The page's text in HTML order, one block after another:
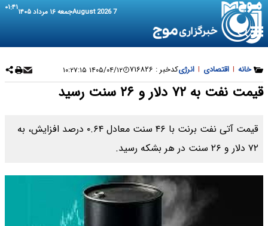
7 August 2026 جمعه ۱۶ مرداد ۱۴۰۵ ۰۱:۴۱
خانه | اقتصادی | انرژیکدخبر : ۷۱۶۸۲۶ ۱۴۰۵/۰۴/۱۲ ۱۰:۲۷:۱۵
قیمت نفت به ۷۲ دلار و ۲۶ سنت رسید
قیمت آتی نفت برنت با ۴۶ سنت معادل ۰.۶۴ درصد افزایش، به
۷۲ دلار و ۲۶ سنت در هر بشکه رسید.